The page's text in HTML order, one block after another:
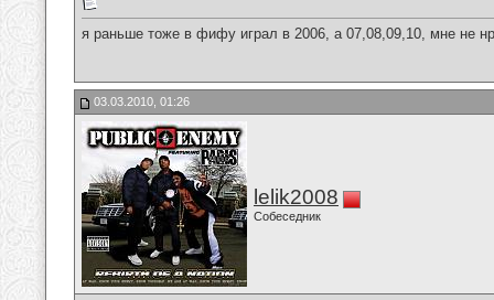
я раньше тоже в фифу играл в 2006, а 07,08,09,10, мне не
03.03.2010, 01:26
lelik2008
Собеседник